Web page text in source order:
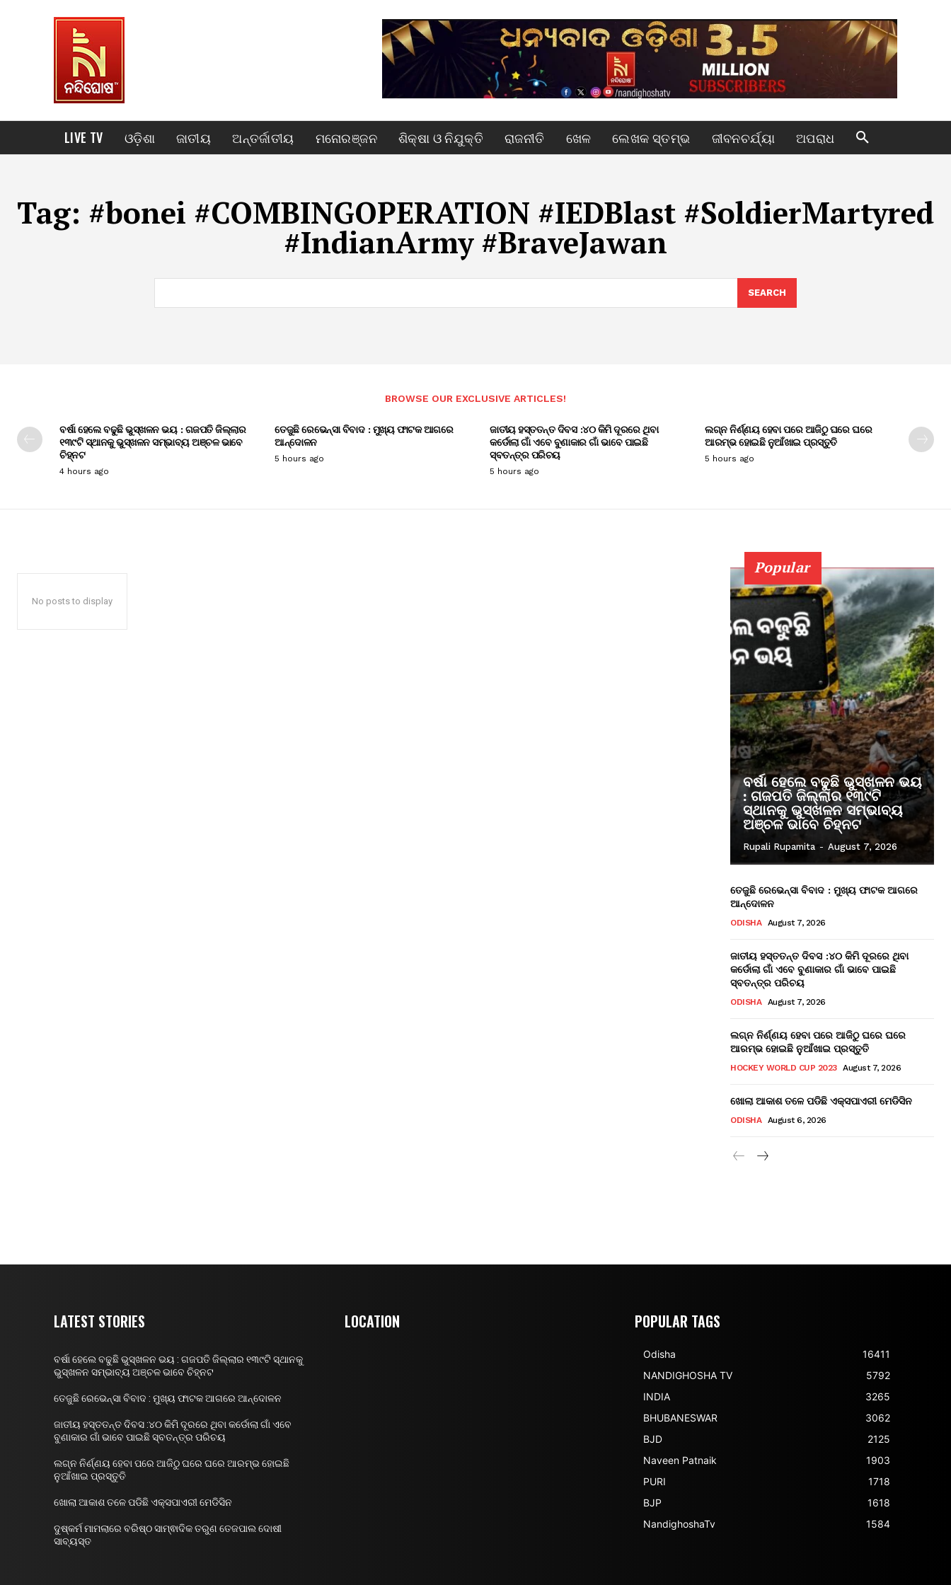
LIVE TV ଓଡ଼ିଶା ଜାତୀୟ ଅନ୍ତର୍ଜାତୀୟ ମନୋରଞ୍ଜନ ଶିକ୍ଷା ଓ ନିଯୁକ୍ତି ରାଜନୀତି ଖେଳ ଲେଖକ ସ୍ତମ୍ଭ ଜୀବନଚର୍ଯ୍ୟା ଅପରାଧ
Tag: #bonei #COMBINGOPERATION #IEDBlast #SoldierMartyred
#IndianArmy #BraveJawan
SEARCH
BROWSE OUR EXCLUSIVE ARTICLES!
ବର୍ଷା ହେଲେ ବଢୁଛି ଭୁସ୍ଖଳନ ଭୟ : ଗଜପତି ଜିଲ୍ଲାର
୧୩୯ଟି ସ୍ଥାନକୁ ଭୁସ୍ଖଳନ ସମ୍ଭାବ୍ୟ ଅଞ୍ଚଳ ଭାବେ
ଚିହ୍ନଟ
4 hours ago
ତେଜୁଛି ରେଭେନ୍ସା ବିବାଦ : ମୁଖ୍ୟ ଫାଟକ ଆଗରେ
ଆନ୍ଦୋଳନ
5 hours ago
ଜାତୀୟ ହସ୍ତତନ୍ତ ଦିବସ :୪୦ କିମି ଦୂରରେ ଥିବା
କର୍ଡୋଲା ଗାଁ ଏବେ ବୁଣାକାର ଗାଁ ଭାବେ ପାଇଛି
ସ୍ବତନ୍ତ୍ର ପରିଚୟ
5 hours ago
ଲଗ୍ନ ନିର୍ଣ୍ଣୟ ହେବା ପରେ ଆଜିଠୁ ଘରେ ଘରେ
ଆରମ୍ଭ ହୋଇଛି ନୁଆଁଖାଇ ପ୍ରସ୍ତୁତି
5 hours ago
No posts to display
Popular
ବର୍ଷା ହେଲେ ବଢୁଛି ଭୁସ୍ଖଳନ ଭୟ
: ଗଜପତି ଜିଲ୍ଲାର ୧୩୯ଟି
ସ୍ଥାନକୁ ଭୁସ୍ଖଳନ ସମ୍ଭାବ୍ୟ
ଅଞ୍ଚଳ ଭାବେ ଚିହ୍ନଟ
Rupali Rupamita - August 7, 2026
ତେଜୁଛି ରେଭେନ୍ସା ବିବାଦ : ମୁଖ୍ୟ ଫାଟକ ଆଗରେ
ଆନ୍ଦୋଳନ
ODISHA August 7, 2026
ଜାତୀୟ ହସ୍ତତନ୍ତ ଦିବସ :୪୦ କିମି ଦୂରରେ ଥିବା
କର୍ଡୋଲା ଗାଁ ଏବେ ବୁଣାକାର ଗାଁ ଭାବେ ପାଇଛି
ସ୍ବତନ୍ତ୍ର ପରିଚୟ
ODISHA August 7, 2026
ଲଗ୍ନ ନିର୍ଣ୍ଣୟ ହେବା ପରେ ଆଜିଠୁ ଘରେ ଘରେ
ଆରମ୍ଭ ହୋଇଛି ନୁଆଁଖାଇ ପ୍ରସ୍ତୁତି
HOCKEY WORLD CUP 2023 August 7, 2026
ଖୋଲା ଆକାଶ ତଳେ ପଡିଛି ଏକ୍ସପାଏରୀ ମେଡିସିନ
ODISHA August 6, 2026
LATEST STORIES
ବର୍ଷା ହେଲେ ବଢୁଛି ଭୁସ୍ଖଳନ ଭୟ : ଗଜପତି ଜିଲ୍ଲାର ୧୩୯ଟି ସ୍ଥାନକୁ
ଭୁସ୍ଖଳନ ସମ୍ଭାବ୍ୟ ଅଞ୍ଚଳ ଭାବେ ଚିହ୍ନଟ
ତେଜୁଛି ରେଭେନ୍ସା ବିବାଦ : ମୁଖ୍ୟ ଫାଟକ ଆଗରେ ଆନ୍ଦୋଳନ
ଜାତୀୟ ହସ୍ତତନ୍ତ ଦିବସ :୪୦ କିମି ଦୂରରେ ଥିବା କର୍ଡୋଲା ଗାଁ ଏବେ
ବୁଣାକାର ଗାଁ ଭାବେ ପାଇଛି ସ୍ବତନ୍ତ୍ର ପରିଚୟ
ଲଗ୍ନ ନିର୍ଣ୍ଣୟ ହେବା ପରେ ଆଜିଠୁ ଘରେ ଘରେ ଆରମ୍ଭ ହୋଇଛି
ନୁଆଁଖାଇ ପ୍ରସ୍ତୁତି
ଖୋଲା ଆକାଶ ତଳେ ପଡିଛି ଏକ୍ସପାଏରୀ ମେଡିସିନ
ଦୁଷ୍କର୍ମ ମାମଲାରେ ବରିଷ୍ଠ ସାମ୍ଵାଦିକ ତରୁଣ ତେଜପାଲ ଦୋଷୀ
ସାବ୍ୟସ୍ତ
LOCATION POPULAR TAGS
Odisha
16411
NANDIGHOSHA TV
5792
INDIA
3265
BHUBANESWAR
3062
BJD
2125
Naveen Patnaik
1903
PURI
1718
BJP
1618
NandighoshaTv
1584